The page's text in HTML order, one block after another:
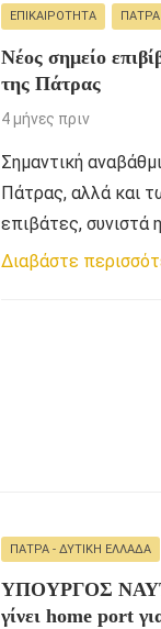
ΕΠΙΚΑΙΡΌΤΗΤΑ
Νέος σημείο
της Πάτρας
4 μήνες πριν
Σημαντική
Πάτρας, αλλά και
επιβάτες, συνιστά
Διαβάστε
ΠΆΤΡΑ - ΔΥΤΙΚΉ ΕΛΛΆΔΑ
ΥΠΟΥΡΓΟΣ
γίνει home port